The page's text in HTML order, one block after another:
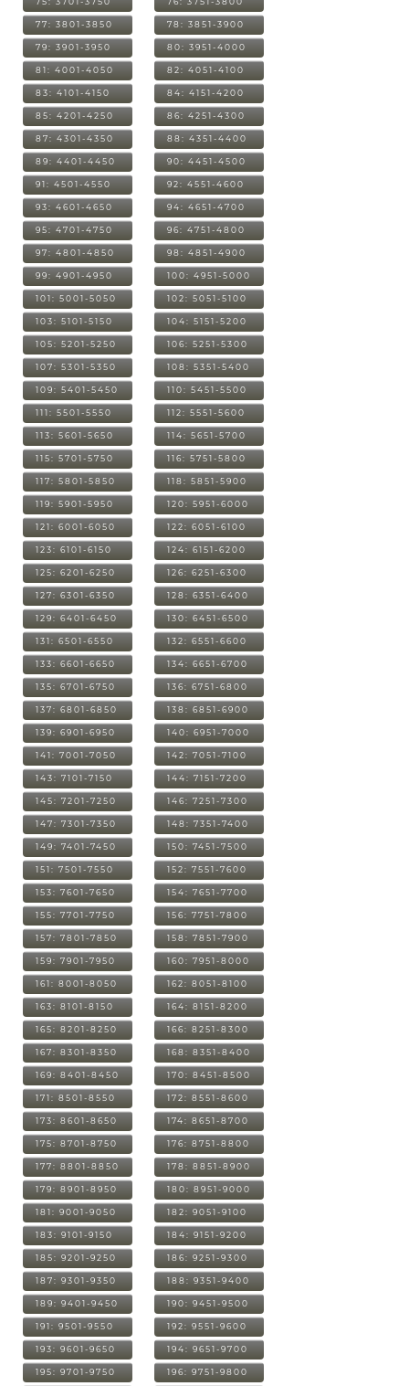
77: 3801-3850 78: 3851-3900
79: 3901-3950 80: 3951-4000
81: 4001-4050 82: 4051-4100
83: 4101-4150 84: 4151-4200
85: 4201-4250 86: 4251-4300
87: 4301-4350 88: 4351-4400
89: 4401-4450 90: 4451-4500
91: 4501-4550 92: 4551-4600
93: 4601-4650 94: 4651-4700
95: 4701-4750 96: 4751-4800
97: 4801-4850 98: 4851-4900
99: 4901-4950 100: 4951-5000
101: 5001-5050 102: 5051-5100
103: 5101-5150 104: 5151-5200
105: 5201-5250 106: 5251-5300
107: 5301-5350 108: 5351-5400
109: 5401-5450 110: 5451-5500
111: 5501-5550 112: 5551-5600
113: 5601-5650 114: 5651-5700
115: 5701-5750 116: 5751-5800
117: 5801-5850 118: 5851-5900
119: 5901-5950 120: 5951-6000
121: 6001-6050 122: 6051-6100
123: 6101-6150 124: 6151-6200
125: 6201-6250 126: 6251-6300
127: 6301-6350 128: 6351-6400
129: 6401-6450 130: 6451-6500
131: 6501-6550 132: 6551-6600
133: 6601-6650 134: 6651-6700
135: 6701-6750 136: 6751-6800
137: 6801-6850 138: 6851-6900
139: 6901-6950 140: 6951-7000
141: 7001-7050 142: 7051-7100
143: 7101-7150 144: 7151-7200
145: 7201-7250 146: 7251-7300
147: 7301-7350 148: 7351-7400
149: 7401-7450 150: 7451-7500
151: 7501-7550 152: 7551-7600
153: 7601-7650 154: 7651-7700
155: 7701-7750 156: 7751-7800
157: 7801-7850 158: 7851-7900
159: 7901-7950 160: 7951-8000
161: 8001-8050 162: 8051-8100
163: 8101-8150 164: 8151-8200
165: 8201-8250 166: 8251-8300
167: 8301-8350 168: 8351-8400
169: 8401-8450 170: 8451-8500
171: 8501-8550 172: 8551-8600
173: 8601-8650 174: 8651-8700
175: 8701-8750 176: 8751-8800
177: 8801-8850 178: 8851-8900
179: 8901-8950 180: 8951-9000
181: 9001-9050 182: 9051-9100
183: 9101-9150 184: 9151-9200
185: 9201-9250 186: 9251-9300
187: 9301-9350 188: 9351-9400
189: 9401-9450 190: 9451-9500
191: 9501-9550 192: 9551-9600
193: 9601-9650 194: 9651-9700
195: 9701-9750 196: 9751-9800